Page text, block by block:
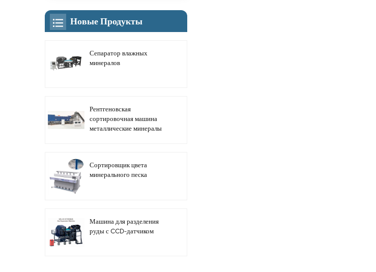
Новые Продукты
Сепаратор влажных
минералов
Рентгеновская
сортировочная машина
металлические минералы
Сортировщик цвета
минерального песка
Машина для разделения
руды с CCD-датчиком